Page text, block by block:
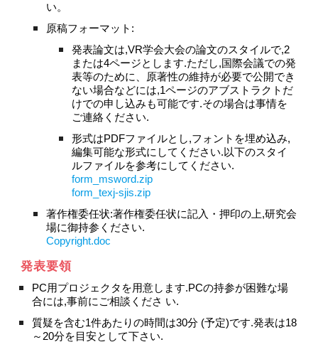
い。
原稿フォーマット:
発表論文は,VR学会大会の論文のスタイルで,2
または4ページとします.ただし,国際会議での発
表等のために、原著性の維持が必要で公開でき
ない場合などには,1ページのアブストラクトだ
けでの申し込みも可能です.その場合は事情を
ご連絡ください.
形式はPDFファイルとし,フォントを埋め込み,
編集可能な形式にしてください.以下のスタイ
ルファイルを参考にしてください.
form_msword.zip
form_texj-sjis.zip
著作権委任状:著作権委任状に記入・押印の上,研究会
場に御持参ください.
Copyright.doc
発表要領
PC用プロジェクタを用意します.PCの持参が困難な場
合には,事前にご相談くださ い.
質疑を含む1件あたりの時間は30分 (予定)です.発表は18
～20分を目安として下さい.